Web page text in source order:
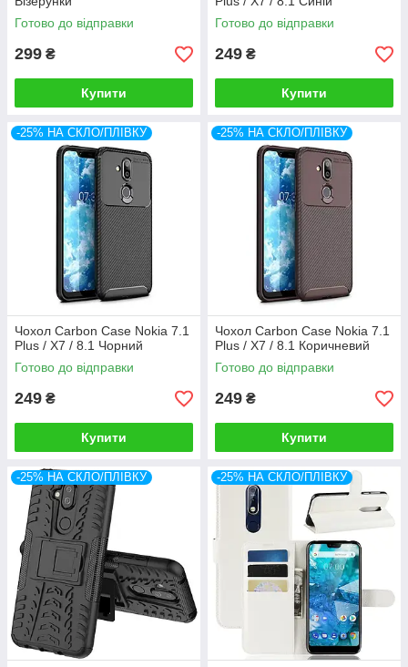
Готово до відправки
299 ₴
Купити
Готово до відправки
249 ₴
Купити
-25% НА СКЛО/ПЛІВКУ
Чохол Carbon Case Nokia 7.1
Plus / X7 / 8.1 Чорний
Готово до відправки
249 ₴
Купити
-25% НА СКЛО/ПЛІВКУ
Чохол Carbon Case Nokia 7.1
Plus / X7 / 8.1 Коричневий
Готово до відправки
249 ₴
Купити
-25% НА СКЛО/ПЛІВКУ -25% НА СКЛО/ПЛІВКУ